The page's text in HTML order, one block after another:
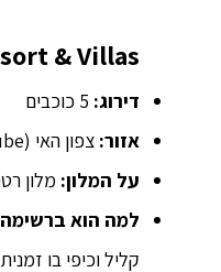
& Villas
דירוג:
אזור: צפון האי (Grand Gaube)
על המלון: מלון
למה הוא
קליל וכיפי בו